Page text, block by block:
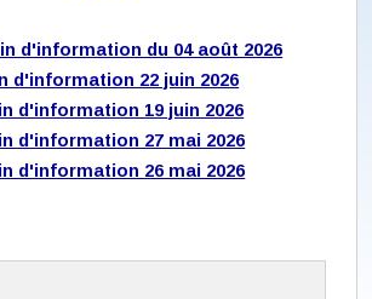
d'information du 04 août 2026
d'information 22 juin 2026
d'information 19 juin 2026
d'information 27 mai 2026
d'information 26 mai 2026